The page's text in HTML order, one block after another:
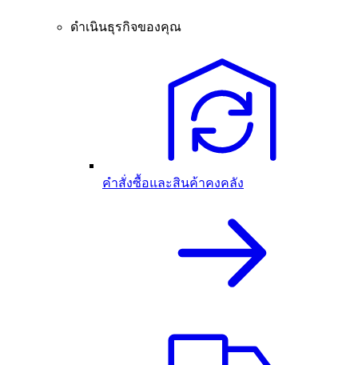
ดำเนินธุรกิจของคุณ
คำสั่งซื้อและสินค้าคงคลัง